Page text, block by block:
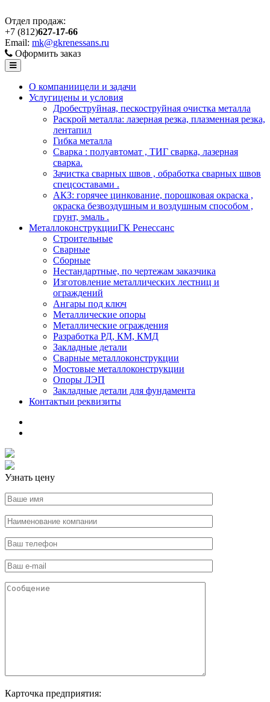
Отдел продаж:
+7 (812)627-17-66
Email: mk@gkrenessans.ru
Оформить заказ
О компаниицели и задачи
Услугицены и условия
Дробеструйная, пескоструйная очистка металла
Раскрой металла: лазерная резка, плазменная резка,
лентапил
Гибка металла
Сварка : полуавтомат , ТИГ сварка, лазерная
сварка.
Зачистка сварных швов , обработка сварных швов
спецсоставами .
АКЗ: горячее цинкование, порошковая окраска ,
окраска безвоздушным и воздушным способом ,
грунт, эмаль .
МеталлоконструкцииГК Ренессанс
Строительные
Сварные
Сборные
Нестандартные, по чертежам заказчика
Изготовление металлических лестниц и
ограждений
Ангары под ключ
Металлические опоры
Металлические ограждения
Разработка РД, КМ, КМД
Закладные детали
Сварные металлоконструкции
Мостовые металлоконструкции
Опоры ЛЭП
Закладные детали для фундамента
Контактыи реквизиты
Узнать цену
Карточка предприятия: